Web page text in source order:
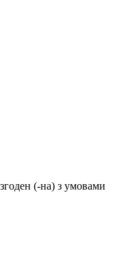
згоден (-на) з умовами